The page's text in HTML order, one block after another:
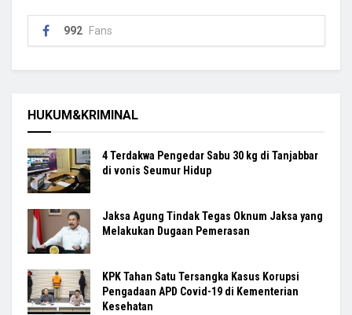
992 Fans
HUKUM&KRIMINAL
4 Terdakwa Pengedar Sabu 30 kg di Tanjabbar
di vonis Seumur Hidup
Jaksa Agung Tindak Tegas Oknum Jaksa yang
Melakukan Dugaan Pemerasan
KPK Tahan Satu Tersangka Kasus Korupsi
Pengadaan APD Covid-19 di Kementerian
Kesehatan